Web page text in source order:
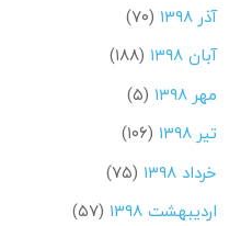
آذر ۱۳۹۸
(۷۰)
آبان ۱۳۹۸
(۱۸۸)
مهر ۱۳۹۸
(۵)
تیر ۱۳۹۸
(۱۰۶)
خرداد ۱۳۹۸
(۷۵)
اردیبهشت ۱۳۹۸
(۵۷)